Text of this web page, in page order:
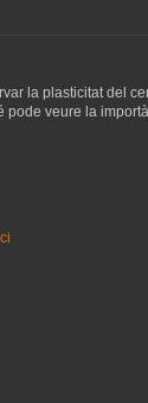
la plasticitat del
pode veure la